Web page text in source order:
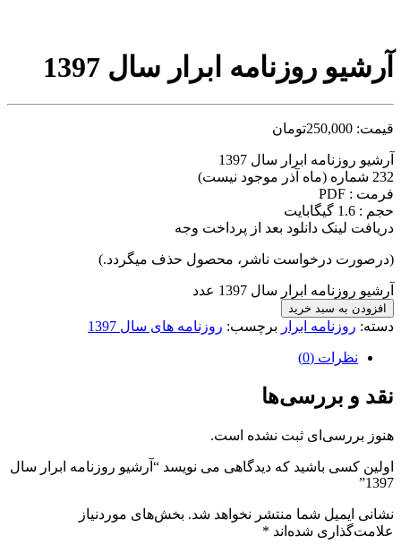
آرشیو روزنامه ابرار سال 1397
قیمت: 250,000تومان
آرشیو روزنامه ابرار سال 1397
232 شماره (ماه آذر موجود نیست)
فرمت : PDF
حجم : 1.6 گیگابایت
دریافت لینک دانلود بعد از پرداخت وجه
(درصورت درخواست ناشر، محصول حذف میگردد.)
آرشیو روزنامه ابرار سال 1397 عدد
افزودن به سبد خرید
دسته: روزنامه ابرار برچسب: روزنامه های سال 1397
نظرات (0)
نقد و بررسی‌ها
هنوز بررسی‌ای ثبت نشده است.
اولین کسی باشید که دیدگاهی می نویسد “آرشیو روزنامه ابرار سال
1397”
نشانی ایمیل شما منتشر نخواهد شد. بخش‌های موردنیاز
علامت‌گذاری شده‌اند *